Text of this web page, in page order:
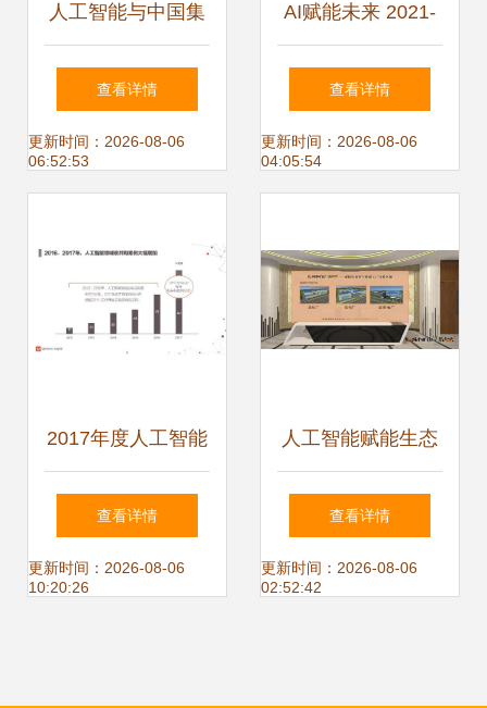
人工智能与中国集
成电路产业发展趋
势 系统集成服务的
查看详情
更新时间：2026-08-06
06:52:53
AI赋能未来 2021-
2025年中国人工智
能基础数据服务行
战略报告解析
查看详情
更新时间：2026-08-06
04:05:54
2017年度人工智能
行业应用报告 七大
场景与百家初创企
查看详情
更新时间：2026-08-06
10:20:26
人工智能赋能生态
文明 拾起卖再生资
源虚拟仿真系统亮
查看详情
更新时间：2026-08-06
02:52:42